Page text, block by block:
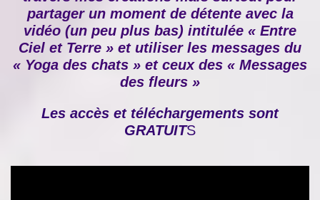
partager un moment de détente avec la
vidéo (un peu plus bas) intitulée « Entre
Ciel et Terre » et utiliser les messages du
« Yoga des chats » et ceux des « Messages
des fleurs »
Les accès et téléchargements sont
GRATUITS